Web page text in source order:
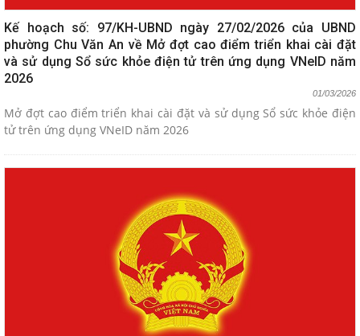
Kế hoạch số: 97/KH-UBND ngày 27/02/2026 của UBND
phường Chu Văn An về Mở đợt cao điểm triển khai cài đặt
và sử dụng Sổ sức khỏe điện tử trên ứng dụng VNeID năm
2026
01/03/2026
Mở đợt cao điểm triển khai cài đặt và sử dụng Sổ sức khỏe điện
tử trên ứng dụng VNeID năm 2026